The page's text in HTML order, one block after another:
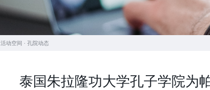
活动空间 · 孔院动态
泰国朱拉隆功大学孔子学院为